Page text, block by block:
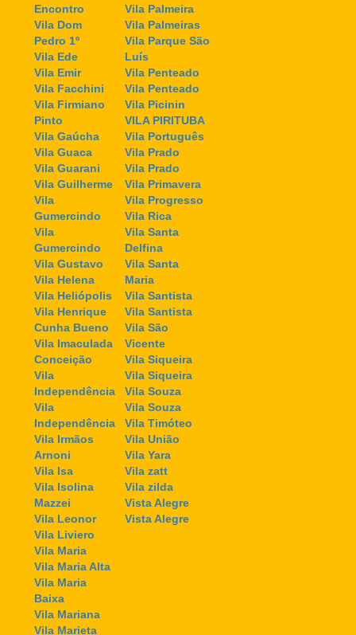
Encontro
Vila Dom
Pedro 1º
Vila Ede
Vila Emir
Vila Facchini
Vila Firmiano
Pinto
Vila Gaúcha
Vila Guaca
Vila Guarani
Vila Guilherme
Vila
Gumercindo
Vila
Gumercindo
Vila Gustavo
Vila Helena
Vila Heliópolis
Vila Henrique
Cunha Bueno
Vila Imaculada
Conceição
Vila
Independência
Vila
Independência
Vila Irmãos
Arnoni
Vila Isa
Vila Isolina
Mazzei
Vila Leonor
Vila Liviero
Vila Maria
Vila Maria Alta
Vila Maria
Baixa
Vila Mariana
Vila Marieta
Vila Palmeira
Vila Palmeiras
Vila Parque São
Luís
Vila Penteado
Vila Penteado
Vila Picinin
VILA PIRITUBA
Vila Português
Vila Prado
Vila Prado
Vila Primavera
Vila Progresso
Vila Rica
Vila Santa
Delfina
Vila Santa
Maria
Vila Santista
Vila Santista
Vila São
Vicente
Vila Siqueira
Vila Siqueira
Vila Souza
Vila Souza
Vila Timóteo
Vila União
Vila Yara
Vila zatt
Vila zilda
Vista Alegre
Vista Alegre